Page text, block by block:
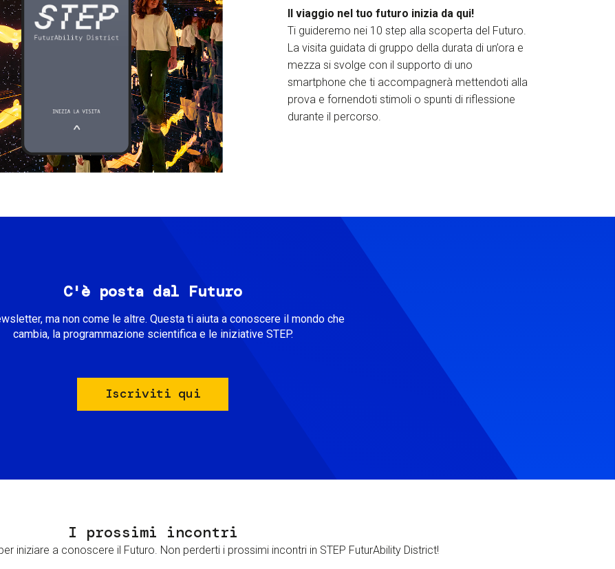
Il viaggio nel tuo futuro inizia da qui!
Ti guideremo nei 10 step alla scoperta del Futuro.
La visita guidata di gruppo della durata di un’ora e
mezza si svolge con il supporto di uno
smartphone che ti accompagnerà mettendoti alla
prova e fornendoti stimoli o spunti di riflessione
durante il percorso.
C'è posta dal Futuro
ma non come le altre. Questa ti aiuta a conoscere il mondo che
cambia, la programmazione scientifica e le iniziative STEP.
Iscriviti qui
I prossimi incontri
iniziare a conoscere il Futuro. Non perderti i prossimi incontri in STEP FuturAbility District!